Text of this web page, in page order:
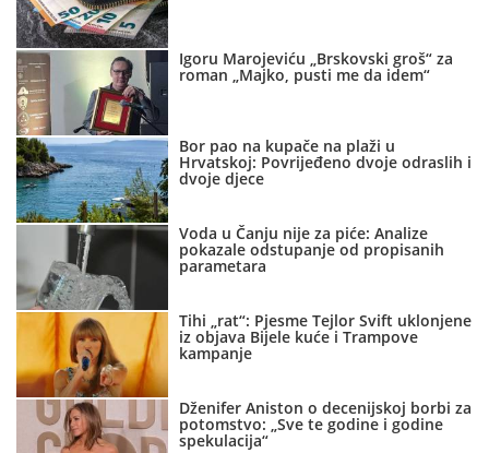
Igoru Marojeviću „Brskovski groš“ za
roman „Majko, pusti me da idem“
Bor pao na kupače na plaži u
Hrvatskoj: Povrijeđeno dvoje odraslih i
dvoje djece
Voda u Čanju nije za piće: Analize
pokazale odstupanje od propisanih
parametara
Tihi „rat“: Pjesme Tejlor Svift uklonjene
iz objava Bijele kuće i Trampove
kampanje
Dženifer Aniston o decenijskoj borbi za
potomstvo: „Sve te godine i godine
spekulacija“